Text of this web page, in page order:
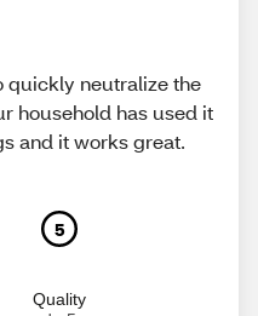
quickly neutralize the
household has used it
and it works great.
5
Quality